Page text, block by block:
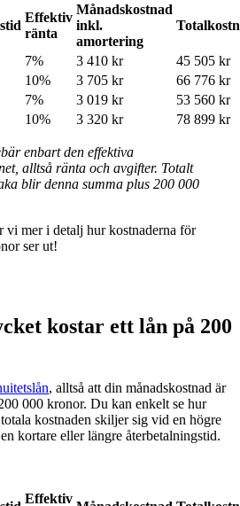
Effektiv
ränta
Månadskostnad
inkl.
amortering
7% 3 410 kr
45 505 kr
10% 3 705 kr
66 776 kr
7% 3 019 kr
53 560 kr
10% 3 320 kr 78 899 kr
enbart den effektiva
alltså ränta och avgifter. Totalt
blir denna summa plus 200 000
vi mer i detalj hur kostnaderna för
ser ut!
kostar ett lån på 200
, alltså att din månadskostnad är
000 kronor. Du kan enkelt se hur
kostnaden skiljer sig vid en högre
kortare eller längre återbetalningstid.
Effektiv